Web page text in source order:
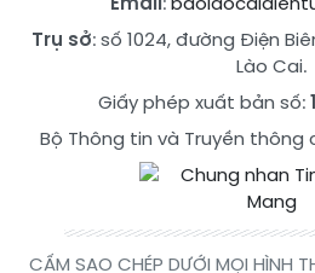
Trụ sở: số 1024, đường Điện
Lào Cai.
Giấy phép xuất bản số:
Bộ Thông tin và Truyền
CẤM SAO CHÉP DƯỚI MỌI HÌNH